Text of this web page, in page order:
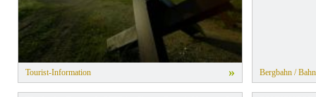
Tourist-Information » Bergbahn / Bahn